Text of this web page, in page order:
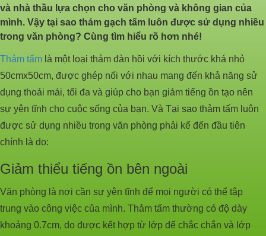
và nhà thầu lựa chọn cho văn phòng và không gian của
mình. Vậy tại sao thảm gạch tấm luôn được sử dụng nhiều
trong văn phòng? Cùng tìm hiểu rõ hơn nhé!
Thảm tấm là một loại thảm đàn hồi với kích thước khá nhỏ
50cmx50cm, được ghép nối với nhau mang đến khả năng sử
dụng thoải mái, tối đa và giúp cho bạn giảm tiếng ồn tạo nên
sự yên tĩnh cho cuộc sống của bạn. Và Tại sao thảm tấm luôn
được sử dụng nhiều trong văn phòng phải kể đến đầu tiên
chính là do:
Giảm thiểu tiếng ồn bên ngoài
Văn phòng là nơi cần sự yên tĩnh để mọi người có thể tập
trung vào công việc của mình. Thảm tấm thường có độ dày
khoảng 0.7cm, do được kết hợp từ lớp đế chắc chắn và lớp